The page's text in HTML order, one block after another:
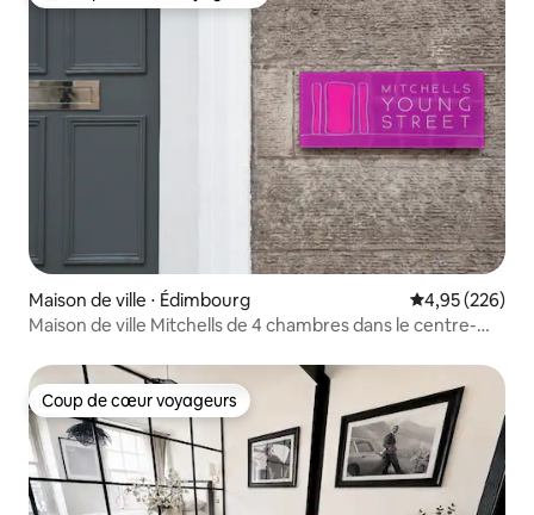
Maison de ville ⋅ Édimbourg Évaluation
4,95 (226)
Maison de ville Mitchells de 4 chambres dans le centre-
Coup de cœur voyageurs
Coup de cœur voyageurs